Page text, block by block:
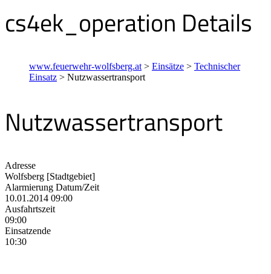
cs4ek_operation Details
www.feuerwehr-wolfsberg.at > Einsätze > Technischer
Einsatz > Nutzwassertransport
Nutzwassertransport
Adresse
Wolfsberg [Stadtgebiet]
Alarmierung Datum/Zeit
10.01.2014 09:00
Ausfahrtszeit
09:00
Einsatzende
10:30